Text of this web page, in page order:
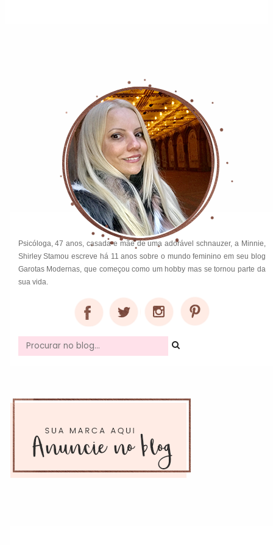
Psicóloga, 47 anos, casada e mãe de uma adorável schnauzer, a Minnie,
Shirley Stamou escreve há 11 anos sobre o mundo feminino em seu blog
Garotas Modernas, que começou como um hobby mas se tornou parte da
sua vida.